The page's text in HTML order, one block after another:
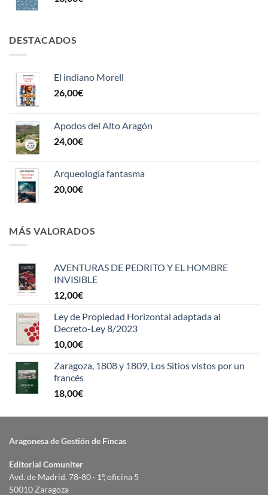
DESTACADOS
El indiano Morell
26,00€
Apodos del Alto Aragón
24,00€
Arqueología fantasma
20,00€
MÁS VALORADOS
AVENTURAS DE PEDRITO Y EL HOMBRE
INVISIBLE
12,00€
Ley de Propiedad Horizontal adaptada al
Decreto-Ley 8/2023
10,00€
Zaragoza, 1808 y 1809, Los Sitios vistos por un
francés
18,00€
Aragonesa de Gestión de Fincas
Editorial Comuniter
Avd. de Madrid, 78-80 · 1º, oficina 5
50010 Zaragoza